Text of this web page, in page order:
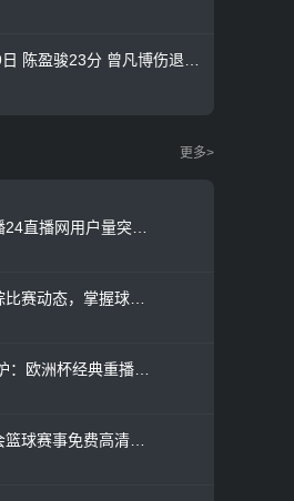
2025年04月29日 陈盈骏23分 曾凡博伤退 周琦15分&14罚7中 北京客场2-0山西拿赛点
更多>
篮球直播免费高清直播24直播网用户量突破800万 技术团队升级服务器应对季后赛流量高峰
NBA赛程表：实时追踪比赛动态，掌握球队对阵时间
CCTV5今日节目单出炉：欧洲杯经典重播+奥运前瞻特别节目
独家揭秘：巴黎奥运会篮球赛事免费高清直播全攻略